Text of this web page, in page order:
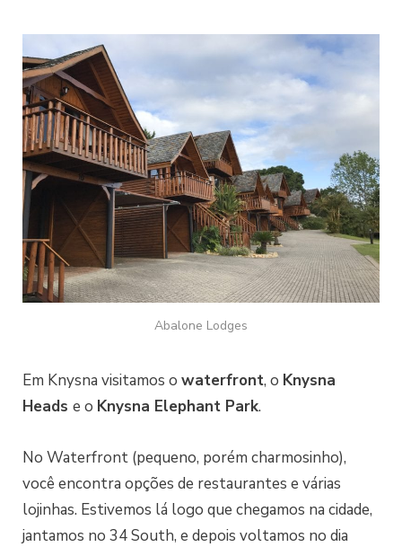
Abalone Lodges
Em Knysna visitamos o waterfront, o Knysna
Heads e o Knysna Elephant Park.
No Waterfront (pequeno, porém charmosinho),
você encontra opções de restaurantes e várias
lojinhas. Estivemos lá logo que chegamos na cidade,
jantamos no 34 South, e depois voltamos no dia